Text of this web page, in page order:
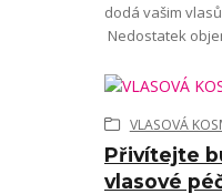
dodá vašim
Nedostatek
Přivítejte
vlasové
VLASOVÁ